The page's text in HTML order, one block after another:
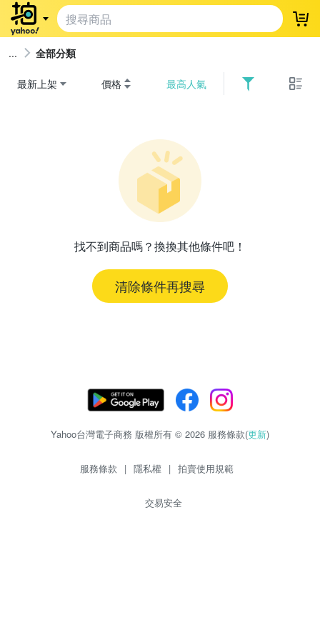
登
全部分類
最新上架 價格 最高人氣
找不到商品嗎？換換其他條件吧！
清除條件再搜尋
Yahoo台灣電子商務 版權所有 © 2026 服務條款(更新)
服務條款 | 隱私權 | 拍賣使用規範
交易安全